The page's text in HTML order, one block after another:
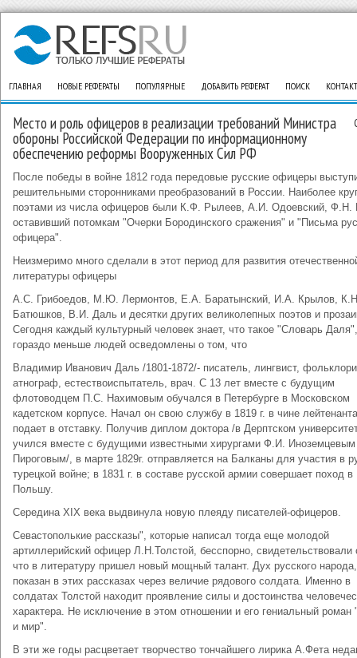
ГЛАВНАЯ НОВЫЕ РЕФЕРАТЫ ПОПУЛЯРНЫЕ ДОБАВИТЬ РЕФЕРАТ ПОИСК
Место и роль офицеров в реализации требований Министра
обороны Российской Федерации по информационному
обеспечению реформы Вооруженных Сил РФ
После победы в войне 1812 года передовые русские офицеры
решительными сторонниками преобразований в России. Наиболее
поэтами из числа офицеров были К.Ф. Рылеев, А.И. Одоевский, Ф.Н.
оставивший потомкам "Очерки Бородинского сражения" и "Письма
офицера".
Неизмеримо много сделали в этот период для развития
литературы офицеры
А.С. Грибоедов, М.Ю. Лермонтов, Е.А. Баратынский, И.А. Крылов, К.Н
Батюшков, В.И. Даль и десятки других великолепных поэтов и
Сегодня каждый культурный человек знает, что такое "Словарь
гораздо меньше людей осведомлены о том, что
Владимир Иванович Даль /1801-1872/- писатель, лингвист,
атнограф, естествоиспытатель, врач. С 13 лет вместе с будущим
флотоводцем П.С. Нахимовым обучался в Петербурге в Московском
кадетском корпусе. Начал он свою службу в 1819 г. в чине лейтенанта
подает в отставку. Получив диплом доктора /в Дерптском
учился вместе с будущими известными хирургами Ф.И.
Пироговым/, в марте 1829г. отправляется на Балканы для участия в
турецкой войне; в 1831 г. в составе русской армии совершает поход в
Польшу.
Середина XIX века выдвинула новую плеяду писателей-офицеров.
Севастополькие рассказы", которые написал тогда еще молодой
артиллерийский офицер Л.Н.Толстой, бесспорно, свидетельствовали
что в литературу пришел новый мощный талант. Дух русского народа,
показан в этих рассказах через величие рядового солдата. Именно в
солдатах Толстой находит проявление силы и достоинства
характера. Не исключение в этом отношении и его гениальный роман
и мир".
В эти же годы расцветает творчество тончайшего лирика А.Фета